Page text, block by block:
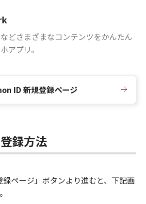
どさまざまなコンテンツをかんたん
アプリ。
ID 新規登録ページ
録方法
録ページ」ボタンより進むと、下記画